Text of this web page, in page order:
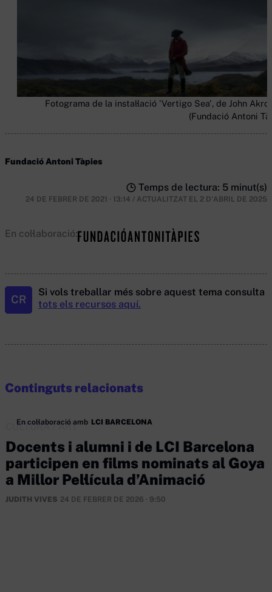
Fotograma de la instal·lació 'Vertigo Sea', de John
(Fundació Antoni
Fundació Antoni Tàpies
Temps de lectura: 5 minut(s)
24 DE FEBRER DE 2021 · 13:14 / ACTUALITZAT EL 2 D'ABRIL DE 2025
En col·laboració:
CR
Si vols treballar més sobre aquest tema consulta
tots els recursos aquí.
Continguts relacionats
En col·laboració amb LCI BARCELONA
CULTURA/ART
Docents i alumni i de LCI Barcelona
participen en films nominats al Goya
a Millor Pel·lícula d’Animació
JUDITH VIVES 24 DE FEBRER DE 2026 · 9:50